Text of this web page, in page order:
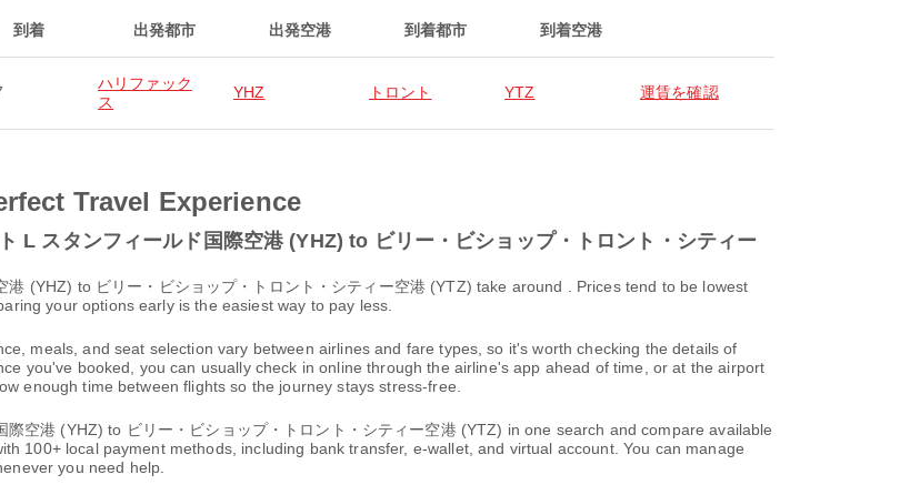
到着 出発都市 出発空港 到着都市 到着空港
ハリファック
ス
YHZ トロント YTZ 運賃を確認
Travel Experience
スタンフィールド国際空港 (YHZ) to ビリー・ビショップ・トロント・シティー
(YHZ) to ビリー・ビショップ・トロント・シティー空港 (YTZ) take around . Prices tend to be lowest
your options early is the easiest way to pay less.
meals, and seat selection vary between airlines and fare types, so it's worth checking the details of
you've booked, you can usually check in online through the airline's app ahead of time, or at the airport
enough time between flights so the journey stays stress-free.
空港 (YHZ) to ビリー・ビショップ・トロント・シティー空港 (YTZ) in one search and compare available
100+ local payment methods, including bank transfer, e-wallet, and virtual account. You can manage
you need help.